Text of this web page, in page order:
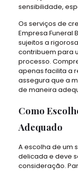
sensibilidade,
Os serviços de
Empresa Funeral
sujeitos a
contribuem para
processo.
apenas facilita a
assegura que a
de maneira
Como
Adequado
A escolha de um
delicada e deve
consideração.